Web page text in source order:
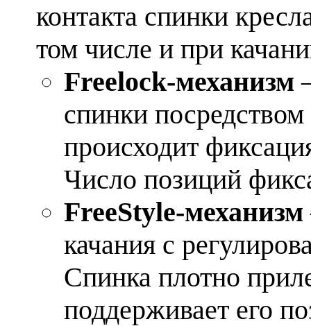
контакта спинки
том числе и при
Freelock-механизм
спинки
происходит
Число позиций
FreeStyle-механизм
качания с
Спинка плотно
поддерживает его